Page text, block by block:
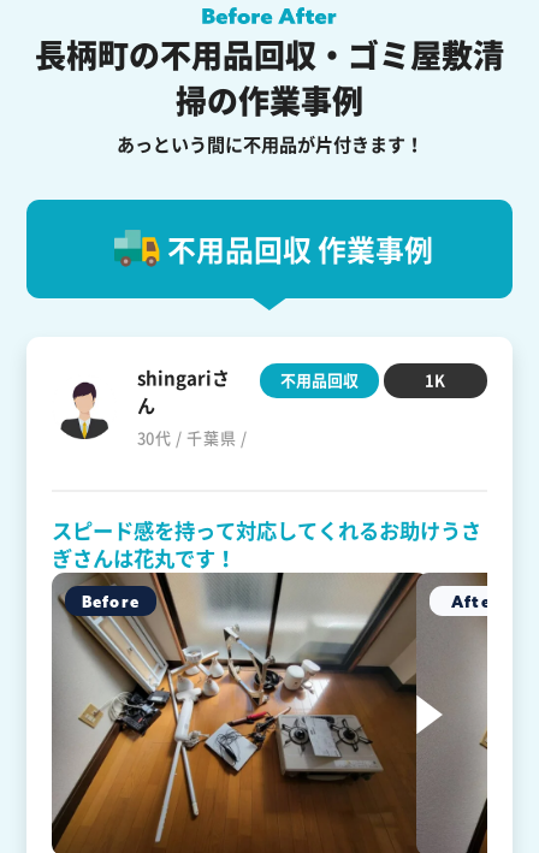
長柄町の不用品回収・ゴミ屋敷清
掃の作業事例
あっという間に不用品が片付きます！
不用品回収 作業事例
shingariさ
ん
30代 / 千葉県 /
不用品回収 1K
スピード感を持って対応してくれるお助けうさ
ぎさんは花丸です！